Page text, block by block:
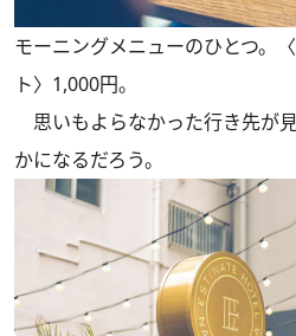
モーニングメニューのひとつ。
ト〉1,000円。
思いもよらなかった行き先が
かになるだろう。